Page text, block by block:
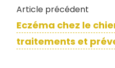
Article précédent
Eczéma chez le
traitements et